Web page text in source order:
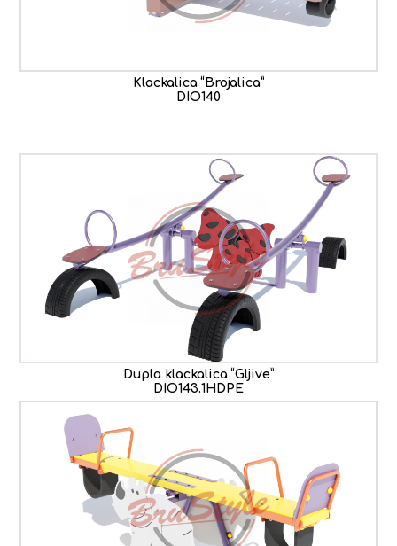
Klackalica “Brojalica”
DIO140
Dupla klackalica “Gljive”
DIO143.1HDPE